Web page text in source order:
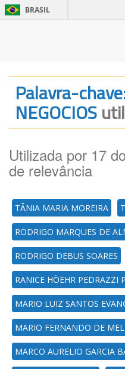
BRASIL
Palavra-
NEGOCIOS
Utilizada por 17
de relevância
TÂNIA MARIA MOREIRA
RODRIGO MARQUES DE
RODRIGO DEBUS SOARES
RANICE HÖEHR PEDRAZZI
MARIO LUIZ SANTOS
MARIO FERNANDO DE
MARCO AURELIO GARCIA